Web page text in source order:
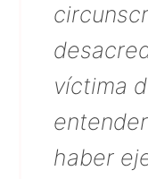
víctima
haber